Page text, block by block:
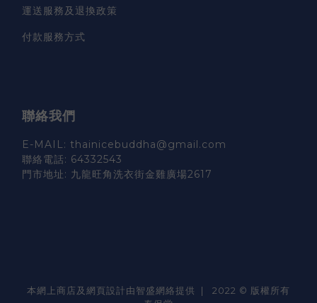
運送服務及退換政策
付款服務方式
聯絡我們
E-MAIL: thainicebuddha@gmail.com
聯絡電話: 64332543
門市地址: 九龍旺角洗衣街金雞廣場2617
本網上商店及網頁設計由智盛網絡提供 | 2022 © 版權所有